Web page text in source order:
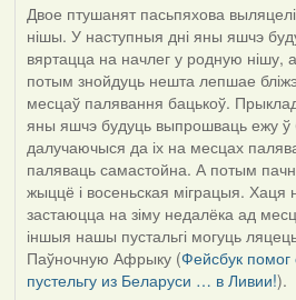
Двое птушанят пасьпяхова выляцелі
нішы. У наступныя дні яны яшчэ
вяртацца на начлег у родную нішу,
потым знойдуць нешта лепшае
месцаў палявання бацькоў.
яны яшчэ будуць выпрошваць ежу ў
далучаючыся да іх на месцах
паляваць самастойна. А потым
жыццё і восеньская міграцыя. Хаця
застаюцца на зіму недалёка ад
іншыя нашы пустальгі могуць
Паўночную Афрыку (Фейсбук помог
пустельгу из Беларуси … в Ливии!).